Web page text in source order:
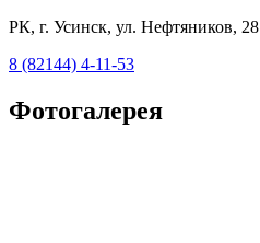
РК, г. Усинск, ул. Нефтяников, 28
8 (82144) 4-11-53
Фотогалерея